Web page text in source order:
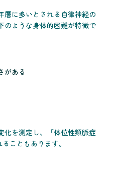
層に多いとされる自律神経の
のような身体的困難が特徴で
がある
化を測定し、「体位性頻脈症
こともあります。